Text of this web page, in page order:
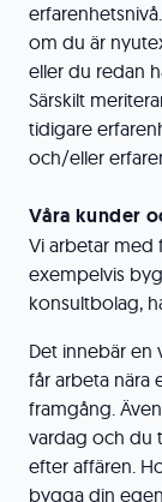
om du är
eller du redan
Särskilt
tidigare
och/eller
Våra kunder
Vi arbetar med
exempelvis
konsultbolag,
Det innebär en
får arbeta nära
framgång.
vardag och du
efter affären.
bygga din